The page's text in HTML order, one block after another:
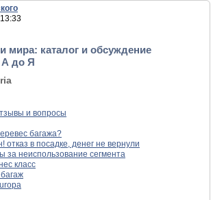
мира: каталог и обсуждение
А до Я
и вопросы
багажа?
отказ в посадке, денег не вернули
за неиспользование сегмента
класс